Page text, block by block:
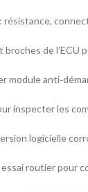
résistance,
de l’ECU
module
inspecter les
logicielle
routier pour